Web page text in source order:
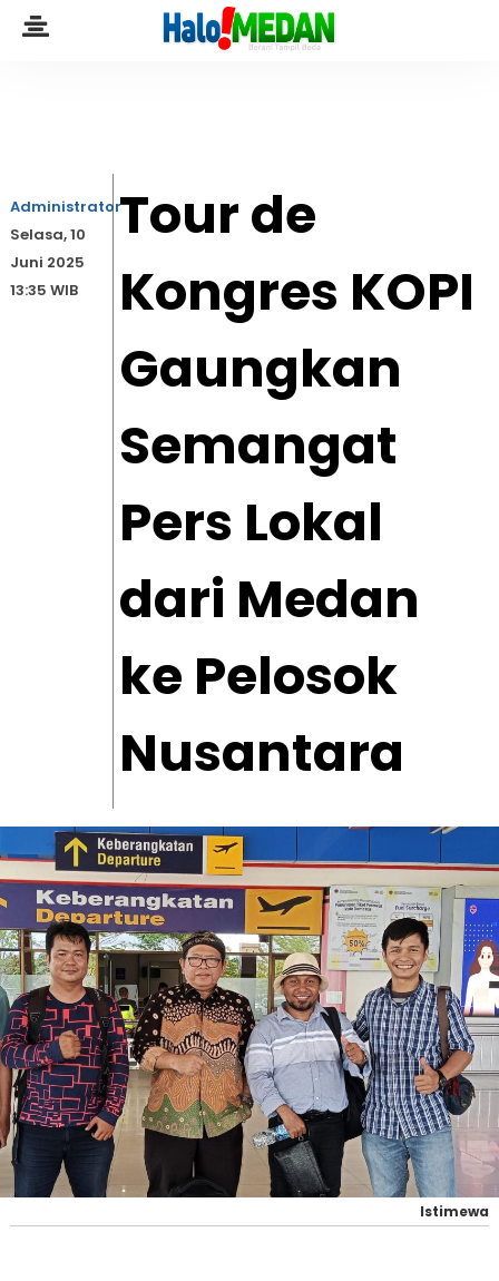
Tour de
Kongres KOPI
Gaungkan
Semangat
Pers Lokal
dari Medan
ke Pelosok
Nusantara
Administrator
Selasa, 10
Juni 2025
13:35 WIB
Istimewa